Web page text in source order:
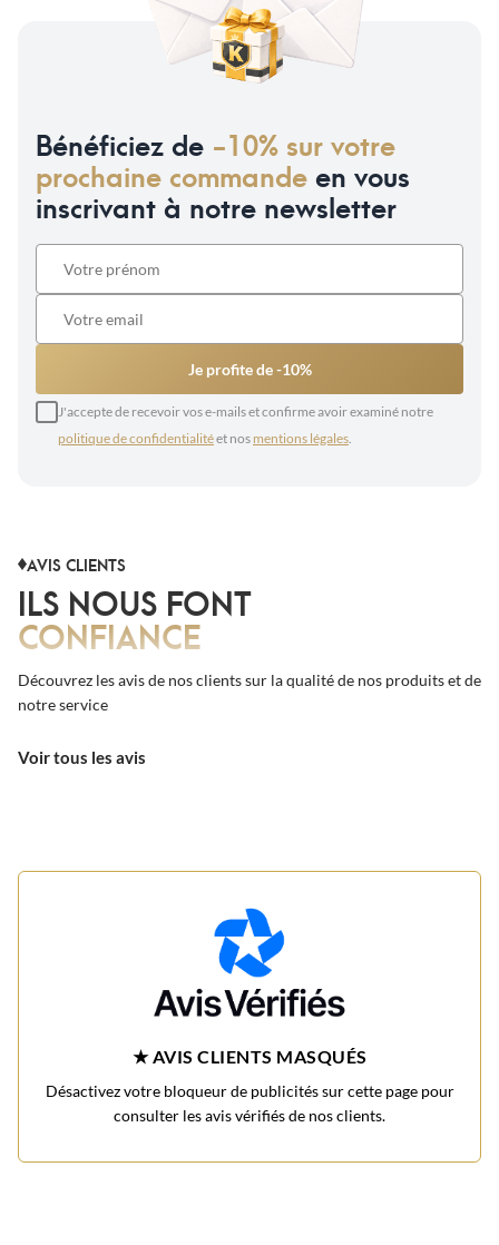
Bénéficiez de -10% sur votre
prochaine commandeen vous
inscrivant à notre newsletter
Je profite de -10%
J'accepte de recevoir vos e-mails et confirme avoir examiné notre
politique de confidentialitéet nos mentions légales.
AVIS CLIENTS
ILS NOUS FONT
CONFIANCE
Découvrez les avis de nos clients sur la qualité de nos produits et de
notre service
Voir tous les avis
★ AVIS CLIENTS MASQUÉS
Désactivez votre bloqueur de publicités sur cette page pour
consulter les avis vérifiés de nos clients.